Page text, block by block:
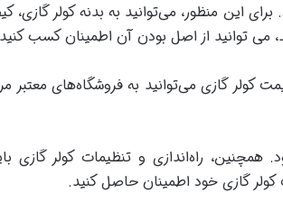
این منظور، می‌توانید به بدنه کولر گازی،
می توانید از اصل بودن آن اطمینان کسب
کولر گازی می‌توانید به فروشگاه‌های معتبر
راه‌اندازی و تنظیمات کولر گازی
کولر گازی خود اطمینان حاصل کنید.